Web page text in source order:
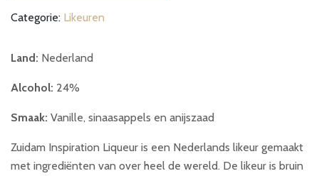
Categorie: Likeuren
Land: Nederland
Alcohol: 24%
Smaak: Vanille, sinaasappels en anijszaad
Zuidam Inspiration Liqueur is een Nederlands likeur gemaakt
met ingrediënten van over heel de wereld. De likeur is bruin